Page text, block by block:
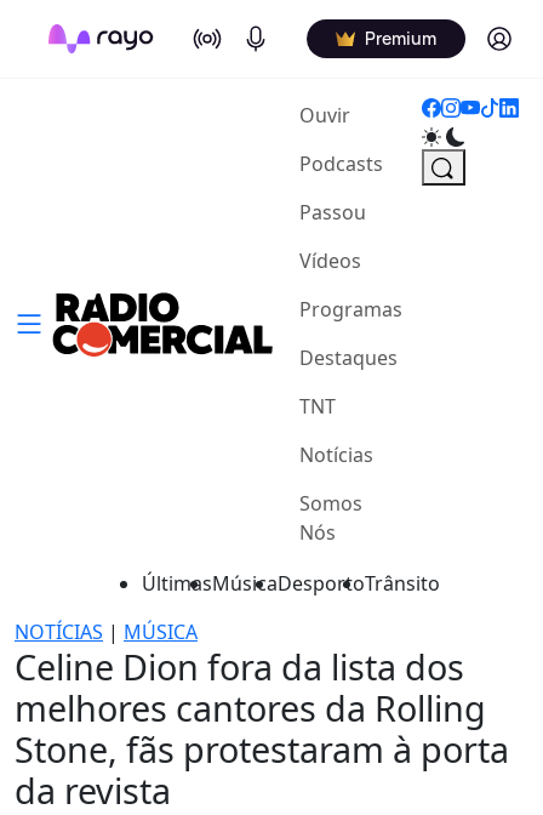
On Air Podcasts Premium Log in
Ouvir(current)
Podcasts
Passou
Vídeos
Programas
Destaques
TNT
Notícias
Somos
Nós
ÚltimasMúsicaDesportoTrânsito
NOTÍCIAS | MÚSICA
Celine Dion fora da lista dos
melhores cantores da Rolling
Stone, fãs protestaram à porta
da revista